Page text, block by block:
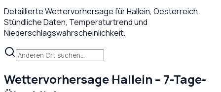
Detaillierte Wettervorhersage fürHallein, Oesterreich.
Stündliche Daten, Temperaturtrend und
Niederschlagswahrscheinlichkeit.
Wettervorhersage Hallein – 7-Tage-